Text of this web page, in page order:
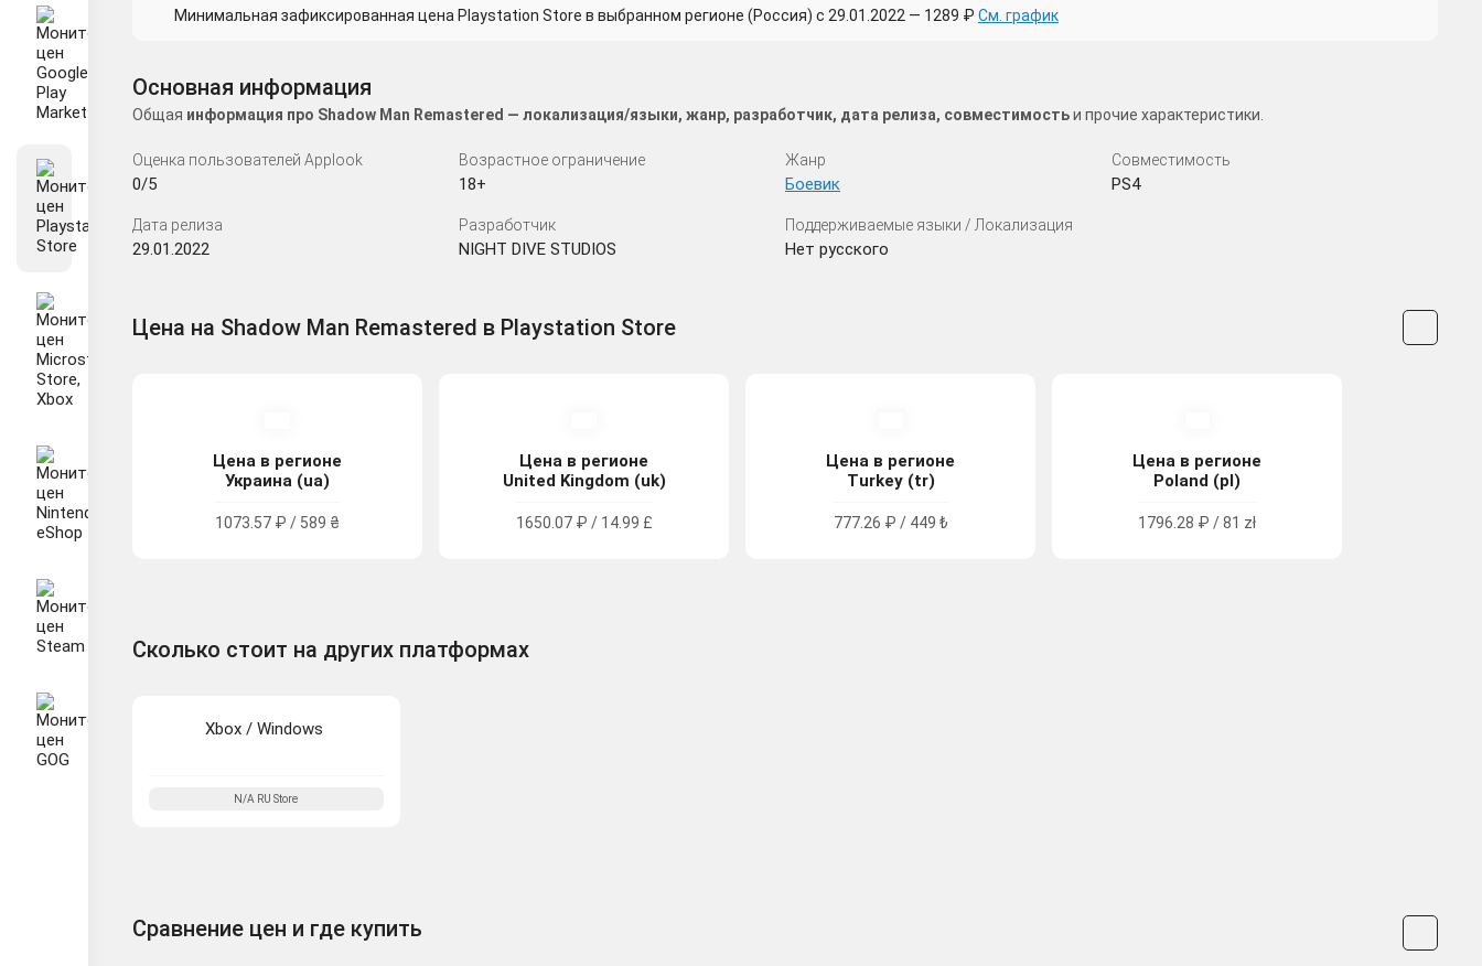
Минимальная зафиксированная цена Playstation Store в выбранном регионе (Россия) с 29.01.2022 — 1289 ₽ См. график
Основная информация
Общая информация про Shadow Man Remastered — локализация/языки, жанр, разработчик, дата релиза, совместимостьи прочие характеристики.
Оценка пользователей Applook
0/5
Возрастное ограничение
18+
Жанр
Боевик
Совместимость
PS4
Дата релиза
29.01.2022
Разработчик
NIGHT DIVE STUDIOS
Поддерживаемые языки / Локализация
Нет русского
Цена на Shadow Man Remastered в Playstation Store
Цена в регионе
Украина (ua)
1073.57 ₽ / 589 ₴
Цена в регионе
United Kingdom (uk)
1650.07 ₽ / 14.99 £
Цена в регионе
Turkey (tr)
777.26 ₽ / 449 ₺
Цена в регионе
Poland (pl)
1796.28 ₽ / 81 zł
Сколько стоит на других платформах
Xbox / Windows
N/A RU Store
Сравнение цен и где купить